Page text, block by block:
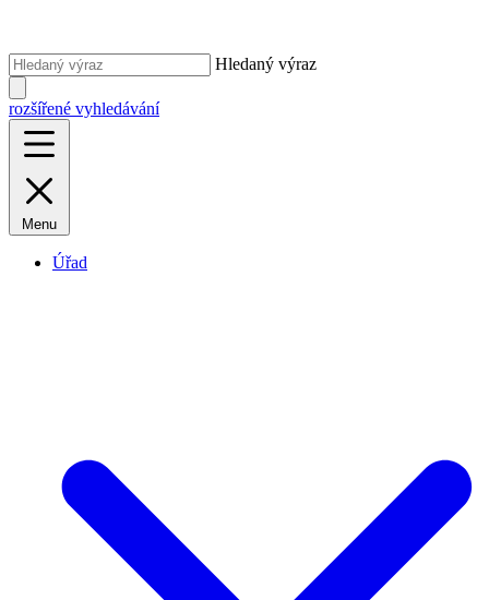
Hledaný výraz
rozšířené vyhledávání
Menu
Úřad